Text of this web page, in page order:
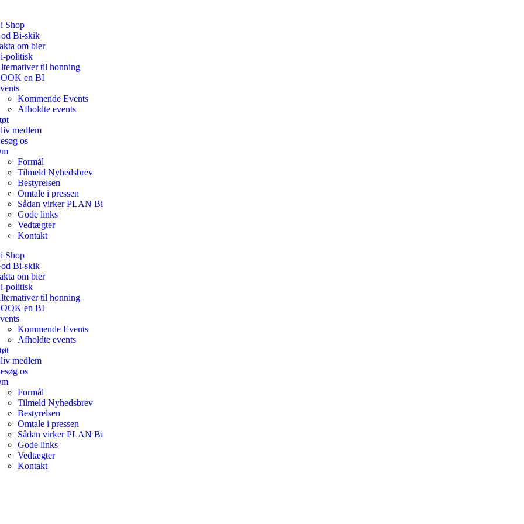
Shop
Bi-skik
om bier
politisk
til honning
en BI
Kommende Events
Afholdte events
medlem
os
Formål
Tilmeld Nyhedsbrev
Bestyrelsen
Omtale i pressen
Sådan virker PLAN Bi
Gode links
Vedtægter
Kontakt
Shop
Bi-skik
om bier
politisk
til honning
en BI
Kommende Events
Afholdte events
medlem
os
Formål
Tilmeld Nyhedsbrev
Bestyrelsen
Omtale i pressen
Sådan virker PLAN Bi
Gode links
Vedtægter
Kontakt